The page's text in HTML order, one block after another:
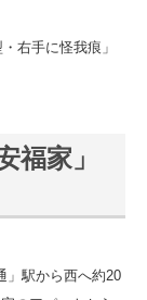
右手に怪我痕」
福家」
」駅から西へ約20